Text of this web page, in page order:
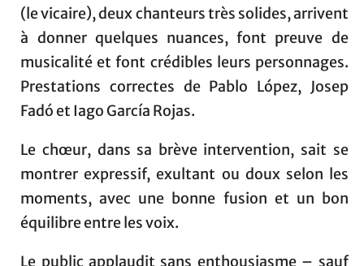
(le vicaire), deux chanteurs très solides, arrivent
à donner quelques nuances, font preuve de
musicalité et font crédibles leurs personnages.
Prestations correctes de Pablo López, Josep
Fadó et Iago García Rojas.
Le chœur, dans sa brève intervention, sait se
montrer expressif, exultant ou doux selon les
moments, avec une bonne fusion et un bon
équilibre entre les voix.
Le public applaudit sans enthousiasme – sauf